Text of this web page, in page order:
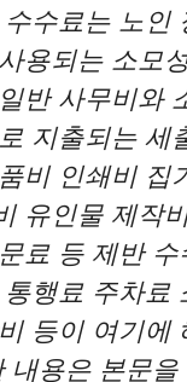
수료는 노인
용되는 소모
반 사무비와
지출되는 세
비 인쇄비 집
유인물 제작
료 등 제반
행료 주차료
등이 여기에
내용은 본문